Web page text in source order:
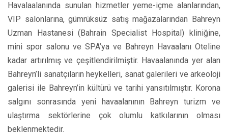
Havalaalanında sunulan hizmetler yeme-içme alanlarından,
VIP salonlarına, gümrüksüz satış mağazalarından Bahreyn
Uzman Hastanesi (Bahrain Specialist Hospital) kliniğine,
mini spor salonu ve SPA’ya ve Bahreyn Havaalanı Oteline
kadar artırılmış ve çeşitlendirilmiştir. Havaalanında yer alan
Bahreyn’li sanatçıların heykelleri, sanat galerileri ve arkeoloji
galerisi ile Bahreyn’in kültürü ve tarihi yansıtılmıştır. Korona
salgını sonrasında yeni havaalanının Bahreyn turizm ve
ulaştırma sektörlerine çok olumlu katkılarının olması
beklenmektedir.